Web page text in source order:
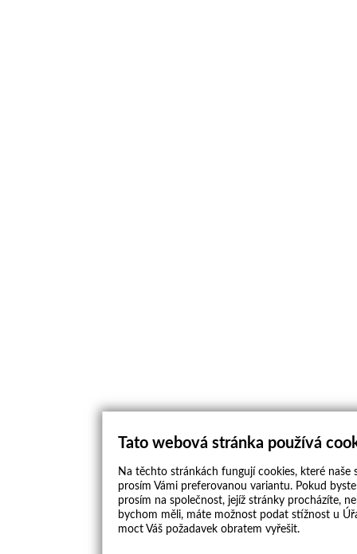
Tato webová stránka používá
Na těchto stránkách fungují cookies, které
prosím Vámi preferovanou variantu. Pokud
prosím na společnost, jejíž stránky procházíte,
bychom měli, máte možnost podat stížnost u
moct Váš požadavek obratem vyřešit.